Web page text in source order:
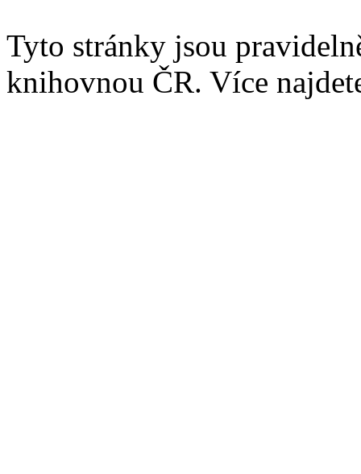
Tyto stránky jsou
knihovnou ČR. Více